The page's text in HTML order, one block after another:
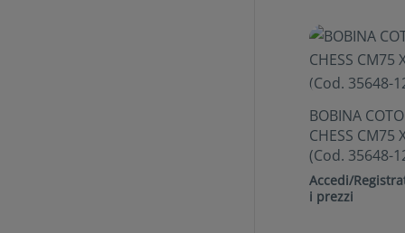
BOBINA
CHESS CM75
(Cod. 35648-
Accedi/
i prezzi